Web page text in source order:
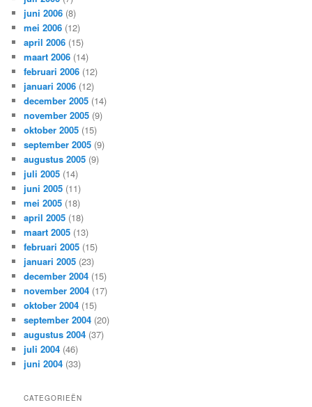
juni 2006 (8)
mei 2006 (12)
april 2006 (15)
maart 2006 (14)
februari 2006 (12)
januari 2006 (12)
december 2005 (14)
november 2005 (9)
oktober 2005 (15)
september 2005 (9)
augustus 2005 (9)
juli 2005 (14)
juni 2005 (11)
mei 2005 (18)
april 2005 (18)
maart 2005 (13)
februari 2005 (15)
januari 2005 (23)
december 2004 (15)
november 2004 (17)
oktober 2004 (15)
september 2004 (20)
augustus 2004 (37)
juli 2004 (46)
juni 2004 (33)
CATEGORIEËN